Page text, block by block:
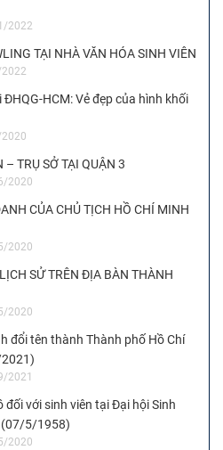
2022
TẠI NHÀ VĂN HÓA SINH VIÊN
HCM: Vẻ đẹp của hình khối
TRỤ SỞ TẠI QUẬN 3
2020
CỦA CHỦ TỊCH HỒ CHÍ MINH
2020
SỬ TRÊN ĐỊA BÀN THÀNH
2020
đổi tên thành Thành phố Hồ Chí
2021
đối với sinh viên tại Đại hội Sinh
(07/5/1958)
2020